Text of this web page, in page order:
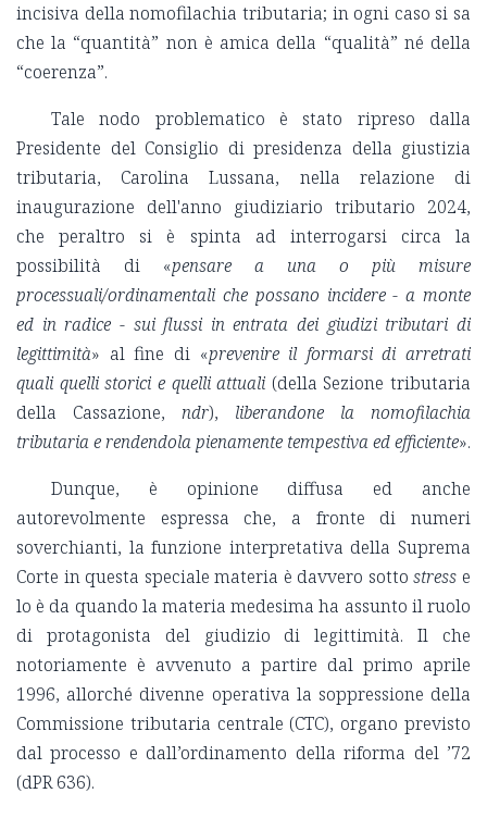
incisiva della nomofilachia tributaria; in ogni caso si sa
che la “quantità” non è amica della “qualità” né della
“coerenza”.
Tale nodo problematico è stato ripreso dalla
Presidente del Consiglio di presidenza della giustizia
tributaria, Carolina Lussana, nella relazione di
inaugurazione dell'anno giudiziario tributario 2024,
che peraltro si è spinta ad interrogarsi circa la
possibilità di «pensare a una o più misure
processuali/ordinamentali che possano incidere - a monte
ed in radice - sui flussi in entrata dei giudizi tributari di
legittimità» al fine di «prevenire il formarsi di arretrati
quali quelli storici e quelli attuali (della Sezione tributaria
della Cassazione, ndr), liberandone la nomofilachia
tributaria e rendendola pienamente tempestiva ed efficiente».
Dunque, è opinione diffusa ed anche
autorevolmente espressa che, a fronte di numeri
soverchianti, la funzione interpretativa della Suprema
Corte in questa speciale materia è davvero sottostress e
lo è da quando la materia medesima ha assunto il ruolo
di protagonista del giudizio di legittimità. Il che
notoriamente è avvenuto a partire dal primo aprile
1996, allorché divenne operativa la soppressione della
Commissione tributaria centrale (CTC), organo previsto
dal processo e dall’ordinamento della riforma del ’72
(dPR 636).